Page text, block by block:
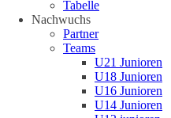
Tabelle
Nachwuchs
Partner
Teams
U21 Junioren
U18 Junioren
U16 Junioren
U14 Junioren